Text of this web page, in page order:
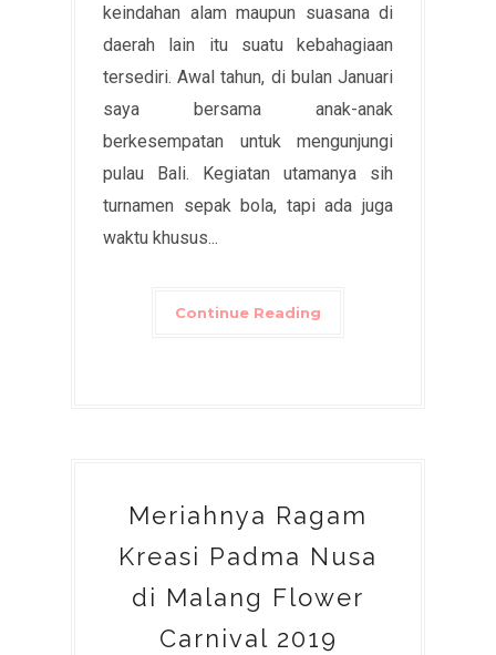
keindahan alam maupun suasana di
daerah lain itu suatu kebahagiaan
tersediri. Awal tahun, di bulan Januari
saya bersama anak-anak
berkesempatan untuk mengunjungi
pulau Bali. Kegiatan utamanya sih
turnamen sepak bola, tapi ada juga
waktu khusus...
Continue Reading
Meriahnya Ragam
Kreasi Padma Nusa
di Malang Flower
Carnival 2019